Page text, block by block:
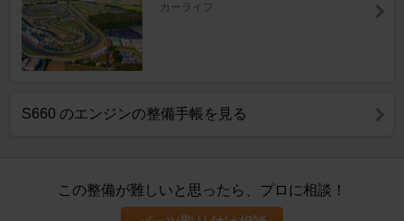
カーライフ
S660 のエンジンの整備手帳を見る
この整備が難しいと思ったら、プロに相談！